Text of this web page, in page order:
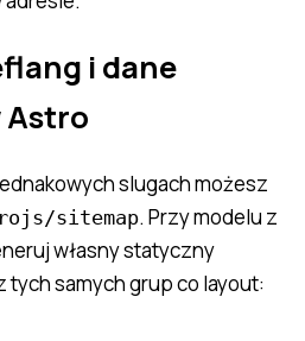
i dane
slugach możesz
sitemap. Przy modelu z
własny statyczny
samych grup co layout: